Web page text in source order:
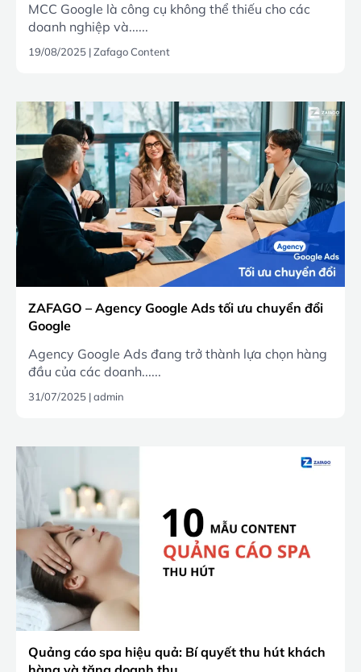
MCC Google là công cụ không thể thiếu cho các
doanh nghiệp và......
19/08/2025 |Zafago Content
ZAFAGO – Agency Google Ads tối ưu chuyển đổi
Google
Agency Google Ads đang trở thành lựa chọn hàng
đầu của các doanh......
31/07/2025 |admin
Quảng cáo spa hiệu quả: Bí quyết thu hút khách